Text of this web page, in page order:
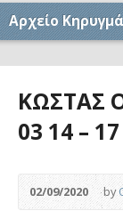
Αρχείο
ΚΩΣΤΑΣ
03 14 – 17
02/09/2020 by